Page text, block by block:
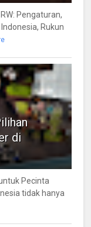
Pengaturan,
Rukun
di
Pecinta
tidak hanya